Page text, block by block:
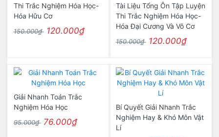
Thi Trắc Nghiệm Hóa Học-
Hóa Hữu Cơ
150.000₫ 120.000₫
Tài Liệu Tổng Ôn Tập Luyện
Thi Trắc Nghiệm Hóa Học-
Hóa Đại Cương Và Vô Cơ
150.000₫ 120.000₫
Giải Nhanh Toán Trắc
Nghiệm Hóa Học
95.000₫ 76.000₫
Bí Quyết Giải Nhanh Trắc
Nghiệm Hay & Khó Môn Vật
Lí